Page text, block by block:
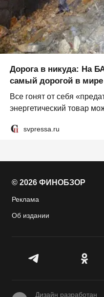
Дорога в никуда: На
самый дорогой в мире
Все гонят от себя
энергетический товар
svpressa.ru
© 2026 ФИНОБЗОР
Реклама
Об издании